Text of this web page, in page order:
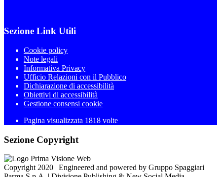
Sezione Link Utili
Cookie policy
Note legali
Informativa Privacy
Ufficio Relazioni con il Pubblico
Dichiarazione di accessibilità
Obiettivi di accessibilità
Gestione consensi cookie
Pagina visualizzata 1818 volte
Sezione Copyright
Copyright 2020 | Engineered and powered by Gruppo Spaggiari